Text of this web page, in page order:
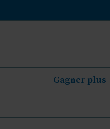
au
Gagner plus